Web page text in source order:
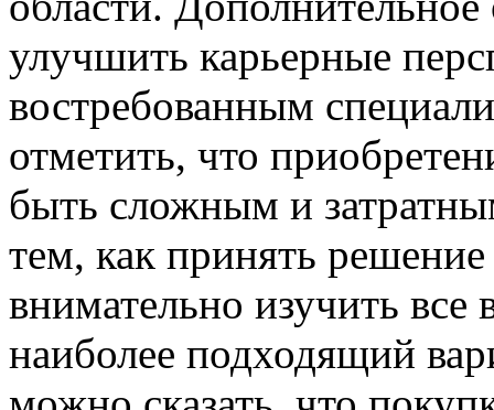
улучшить карьерные
востребованным
отметить, что
быть сложным и
тем, как принять
внимательно изучить
наиболее подходящий